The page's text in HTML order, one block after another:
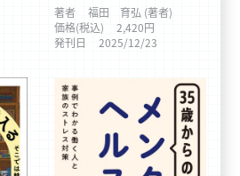
著者
福田 育弘 (著者)
価格(税込)
2,420円
発刊日
2025/12/23